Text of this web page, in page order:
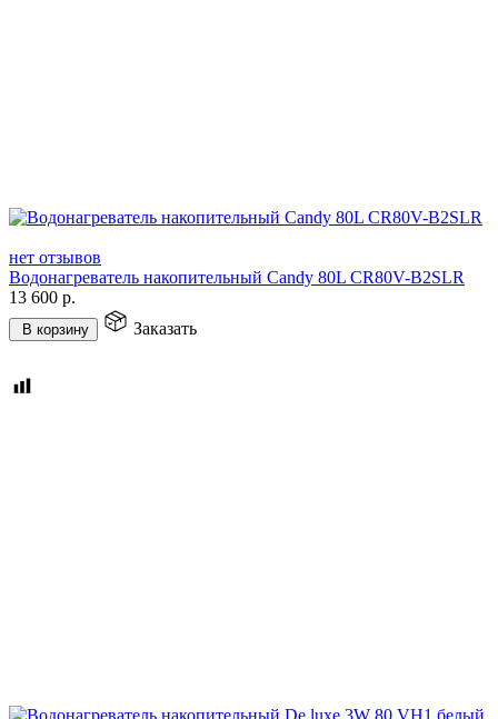
нет отзывов
Водонагреватель накопительный Candy 80L CR80V-B2SLR
13 600 р.
В корзину Заказать